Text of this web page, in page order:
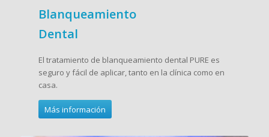
Blanqueamiento
Dental
El tratamiento de blanqueamiento dental PURE es
seguro y fácil de aplicar, tanto en la clínica como en
casa.
Más información